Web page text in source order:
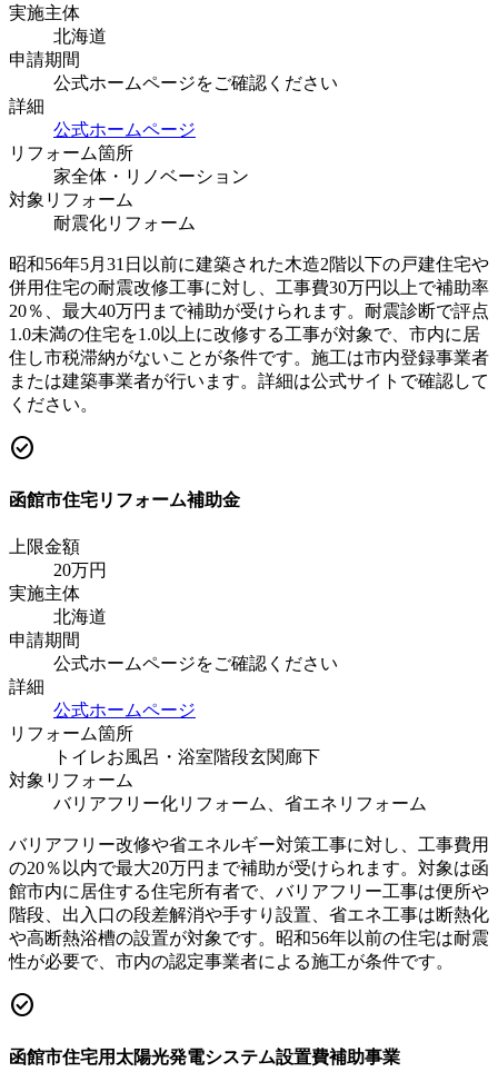
実施主体
北海道
申請期間
公式ホームページをご確認ください
詳細
公式ホームページ
リフォーム箇所
家全体・リノベーション
対象リフォーム
耐震化リフォーム
昭和56年5月31日以前に建築された木造2階以下の戸建住宅や
併用住宅の耐震改修工事に対し、工事費30万円以上で補助率
20％、最大40万円まで補助が受けられます。耐震診断で評点
1.0未満の住宅を1.0以上に改修する工事が対象で、市内に居
住し市税滞納がないことが条件です。施工は市内登録事業者
または建築事業者が行います。詳細は公式サイトで確認して
ください。
check_circle
函館市住宅リフォーム補助金
上限金額
20万円
実施主体
北海道
申請期間
公式ホームページをご確認ください
詳細
公式ホームページ
リフォーム箇所
トイレお風呂・浴室階段玄関廊下
対象リフォーム
バリアフリー化リフォーム、省エネリフォーム
バリアフリー改修や省エネルギー対策工事に対し、工事費用
の20％以内で最大20万円まで補助が受けられます。対象は函
館市内に居住する住宅所有者で、バリアフリー工事は便所や
階段、出入口の段差解消や手すり設置、省エネ工事は断熱化
や高断熱浴槽の設置が対象です。昭和56年以前の住宅は耐震
性が必要で、市内の認定事業者による施工が条件です。
check_circle
函館市住宅用太陽光発電システム設置費補助事業